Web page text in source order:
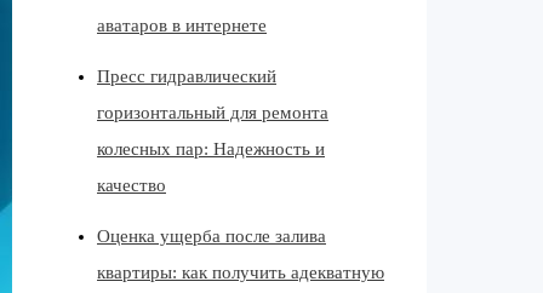
аватаров в интернете
Пресс гидравлический
горизонтальный для ремонта
колесных пар: Надежность и
качество
Оценка ущерба после залива
квартиры: как получить адекватную